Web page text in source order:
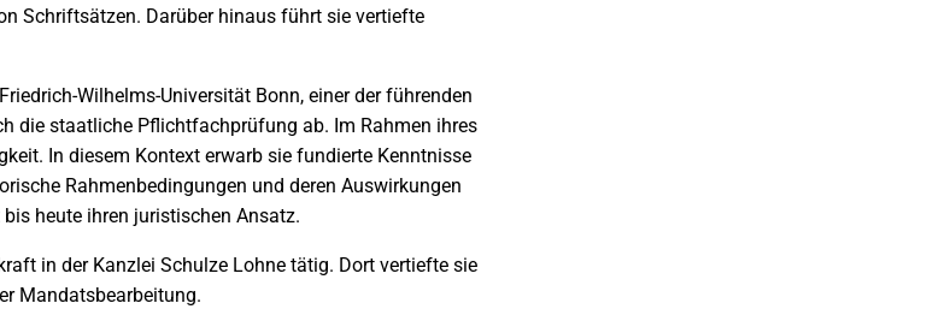
Schriftsätzen. Darüber hinaus führt sie vertiefte
Wilhelms-Universität Bonn, einer der führenden
die staatliche Pflichtfachprüfung ab. Im Rahmen ihres
In diesem Kontext erwarb sie fundierte Kenntnisse
Rahmenbedingungen und deren Auswirkungen
heute ihren juristischen Ansatz.
in der Kanzlei Schulze Lohne tätig. Dort vertiefte sie
Mandatsbearbeitung.